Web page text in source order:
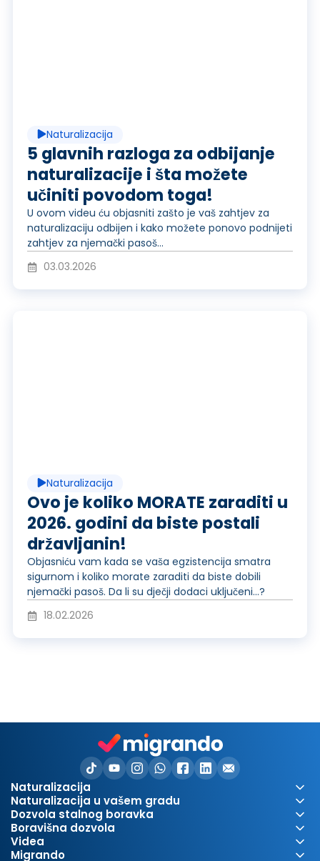
r
a
j
e
o
r
o
d
r
a
j
i
d
Naturalizacija
5 glavnih razloga za odbijanje
naturalizacije i šta možete
učiniti povodom toga!
U ovom videu ću objasniti zašto je vaš zahtjev za
naturalizaciju odbijen i kako možete ponovo podnijeti
zahtjev za njemački pasoš...
03.03.2026
r
o
d
c
Naturalizacija
Ovo je koliko MORATE zaraditi u
2026. godini da biste postali
državljanin!
Objasniću vam kada se vaša egzistencija smatra
sigurnom i koliko morate zaraditi da biste dobili
njemački pasoš. Da li su dječji dodaci uključeni...?
18.02.2026
Naturalizacija
Naturalizacija u vašem gradu
Dozvola stalnog boravka
Boravišna dozvola
Videa
Migrando